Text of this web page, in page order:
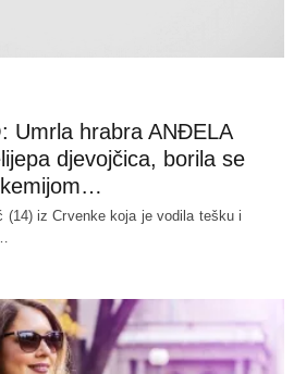
Umrla hrabra ANĐELA
djevojčica, borila se
(14) iz Crvenke koja je vodila tešku i